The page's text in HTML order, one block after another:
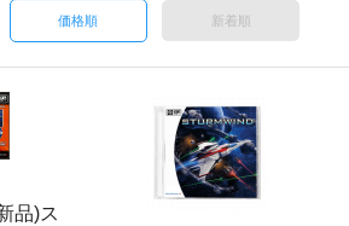
価格順 新着順
品)ス